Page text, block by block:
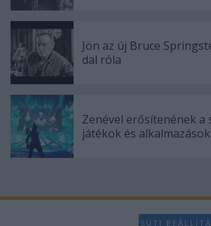
Jön az új Bruce
dal róla
Zenével erősítenének a
játékok és alkalmazások
SÜTI